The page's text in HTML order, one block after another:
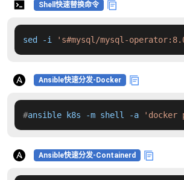
Shell快速替换命令
sed -i 's#mysql/mysql-
Ansible快速分发-Docker
#ansible k8s -m shell -a 'docker
Ansible快速分发-Containerd